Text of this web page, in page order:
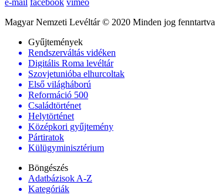
Magyar Nemzeti Levéltár © 2020 Minden jog fenntartva
Gyűjtemények
Rendszerváltás vidéken
Digitális Roma levéltár
Szovjetunióba elhurcoltak
Első világháború
Reformáció 500
Családtörténet
Helytörténet
Középkori gyűjtemény
Pártiratok
Külügyminisztérium
Böngészés
Adatbázisok A-Z
Kategóriák